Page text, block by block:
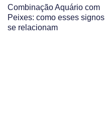
Combinação Aquário com
Peixes: como esses signos
se relacionam